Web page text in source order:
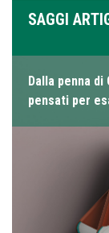
SAGGI
Dalla penna
pensati per